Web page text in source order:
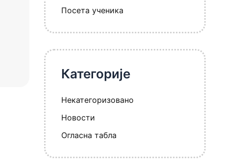
Посета ученика
Категорије
Некатегоризовано
Новости
Огласна табла